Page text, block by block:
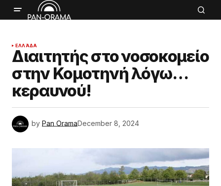
ΕΛΛΆΔΑ
Διαιτητής στο νοσοκομείο
στην Κομοτηνή λόγω…
κεραυνού!
by Pan OramaDecember 8, 2024